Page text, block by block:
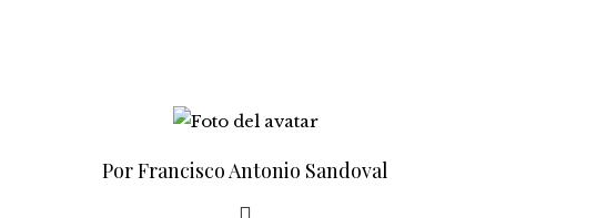
Por Francisco Antonio Sandoval